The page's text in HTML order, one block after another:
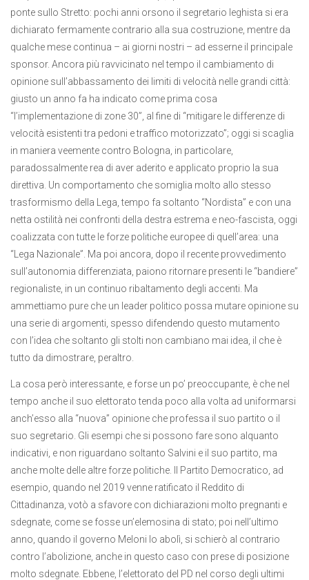
ponte sullo Stretto: pochi anni orsono il segretario leghista si era
dichiarato fermamente contrario alla sua costruzione, mentre da
qualche mese continua – ai giorni nostri – ad esserne il principale
sponsor. Ancora più ravvicinato nel tempo il cambiamento di
opinione sull’abbassamento dei limiti di velocità nelle grandi città:
giusto un anno fa ha indicato come prima cosa
“l’implementazione di zone 30”, al fine di “mitigare le differenze di
velocità esistenti tra pedoni e traffico motorizzato”; oggi si scaglia
in maniera veemente contro Bologna, in particolare,
paradossalmente rea di aver aderito e applicato proprio la sua
direttiva. Un comportamento che somiglia molto allo stesso
trasformismo della Lega, tempo fa soltanto “Nordista” e con una
netta ostilità nei confronti della destra estrema e neo-fascista, oggi
coalizzata con tutte le forze politiche europee di quell’area: una
“Lega Nazionale”. Ma poi ancora, dopo il recente provvedimento
sull’autonomia differenziata, paiono ritornare presenti le “bandiere”
regionaliste, in un continuo ribaltamento degli accenti. Ma
ammettiamo pure che un leader politico possa mutare opinione su
una serie di argomenti, spesso difendendo questo mutamento
con l’idea che soltanto gli stolti non cambiano mai idea, il che è
tutto da dimostrare, peraltro.
La cosa però interessante, e forse un po’ preoccupante, è che nel
tempo anche il suo elettorato tenda poco alla volta ad uniformarsi
anch’esso alla “nuova” opinione che professa il suo partito o il
suo segretario. Gli esempi che si possono fare sono alquanto
indicativi, e non riguardano soltanto Salvini e il suo partito, ma
anche molte delle altre forze politiche. Il Partito Democratico, ad
esempio, quando nel 2019 venne ratificato il Reddito di
Cittadinanza, votò a sfavore con dichiarazioni molto pregnanti e
sdegnate, come se fosse un’elemosina di stato; poi nell’ultimo
anno, quando il governo Meloni lo abolì, si schierò al contrario
contro l’abolizione, anche in questo caso con prese di posizione
molto sdegnate. Ebbene, l’elettorato del PD nel corso degli ultimi